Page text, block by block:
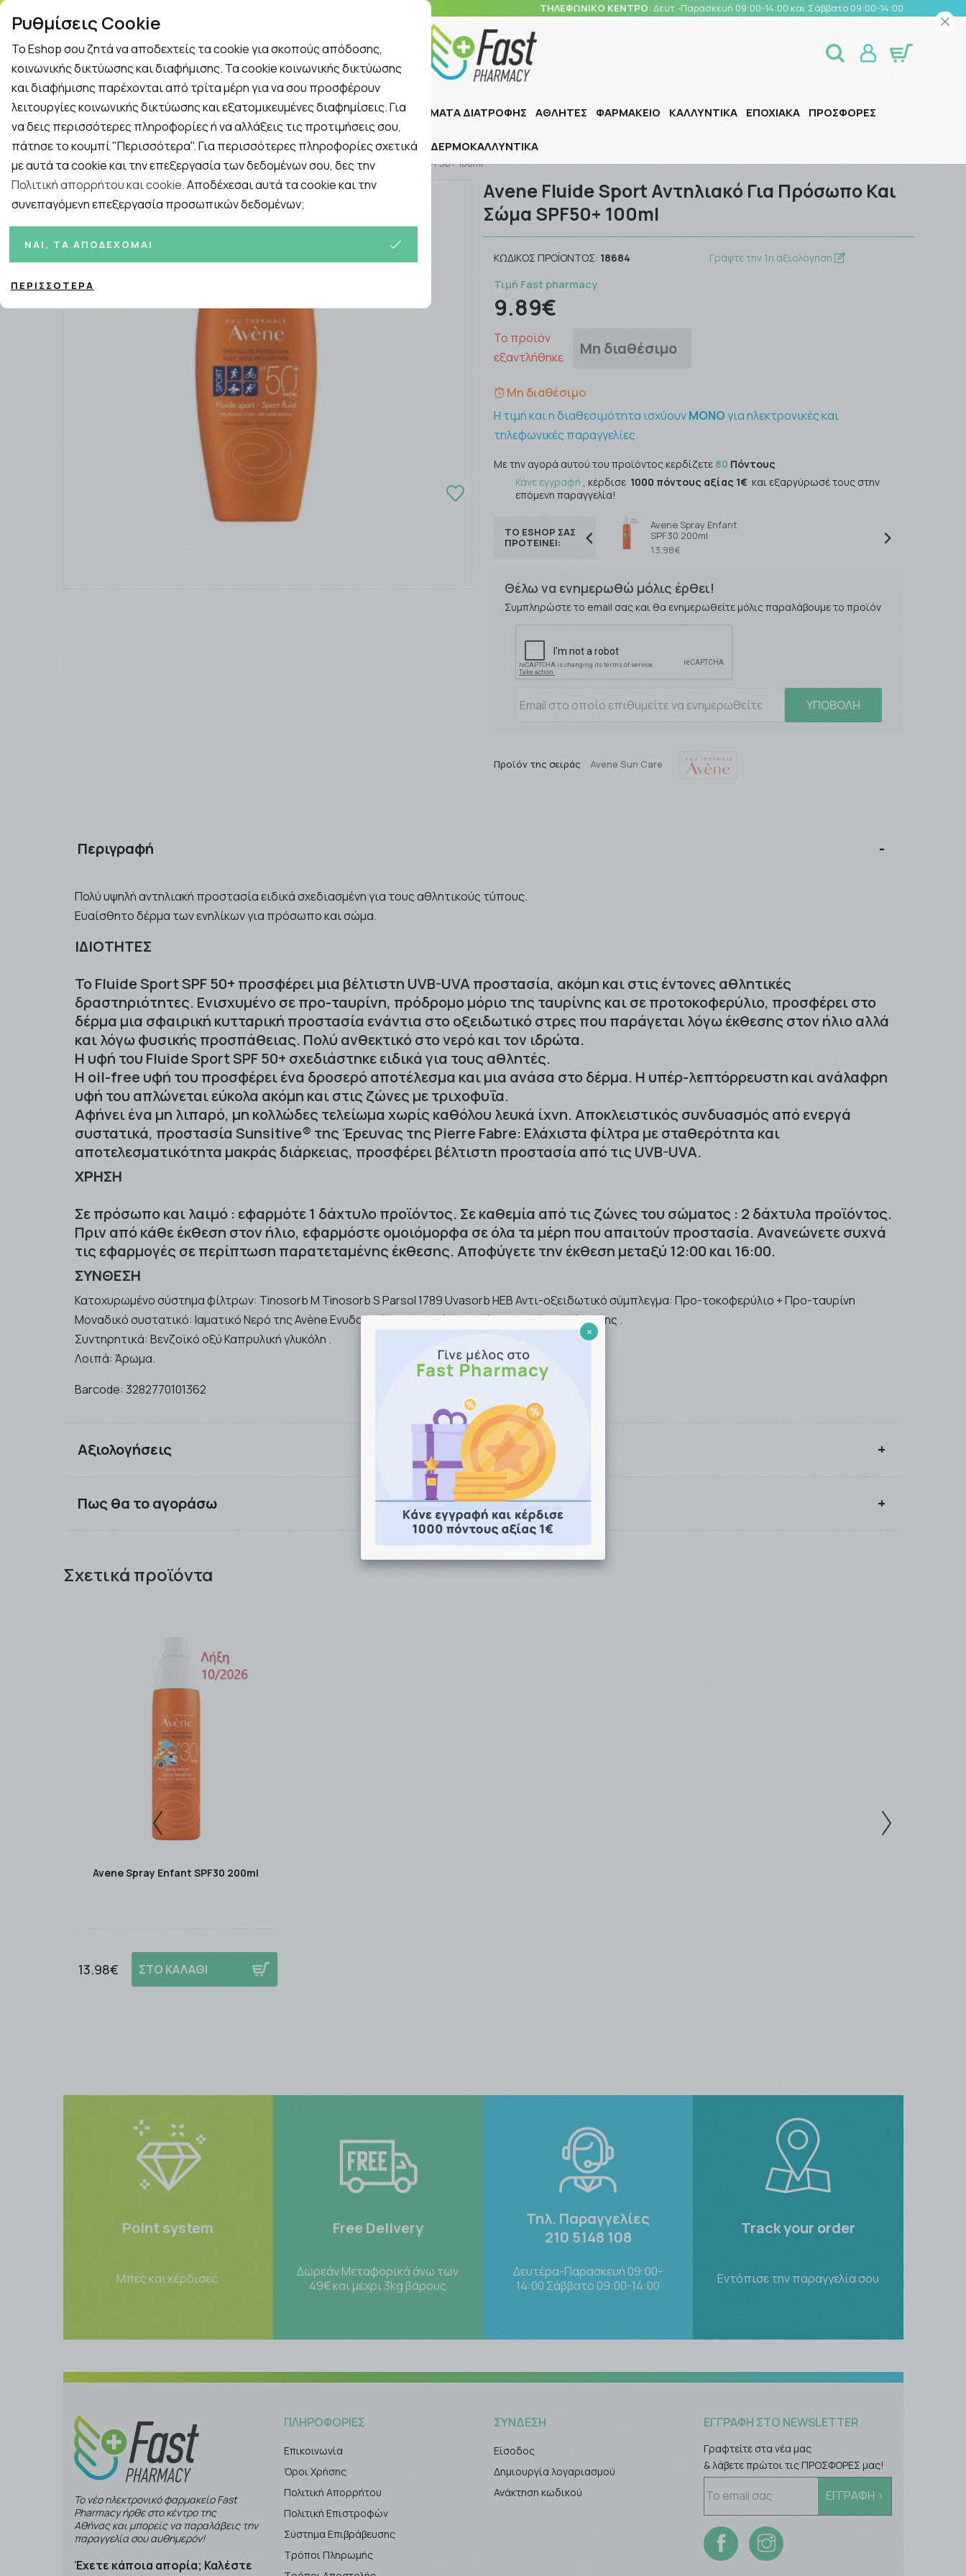
ΤΗΛΕΦΩΝΙΚΟ ΚΕΝΤΡΟ: Δευτ.-Παρασκευή 09:00-14:00 και Σάββατο 09:00-14:00
Rapid Test Γρίπη - Κρυολόγημα
Εταιρείες ΓΥΝΑΙΚΑ ΑΝΔΡΑΣ ΜΗΤΕΡΑ ΚΑΙ ΠΑΙΔΙ ΣΥΜΠΛΗΡΩΜΑΤΑ ΔΙΑΤΡΟΦΗΣ ΑΘΛΗΤΕΣ ΦΑΡΜΑΚΕΙΟ ΚΑΛΛΥΝΤΙΚΑ ΕΠΟΧΙΑΚΑ ΠΡΟΣΦΟΡΕΣ
ΔΕΡΜΟΚΑΛΛΥΝΤΙΚΑ
Αρχική / Εταιρίες / Avene /Avene Fluide Sport Αντηλιακό Για Πρόσωπο Και Σώμα SPF50+ 100ml
Avene Fluide Sport Αντηλιακό Για Πρόσωπο Και
Σώμα SPF50+ 100ml
ΚΩΔΙΚΌΣ ΠΡΟΪΌΝΤΟΣ: 18684 Γράψτε την 1η αξιολόγηση
Τιμή Fast pharmacy
9.89€
Το προϊόν
εξαντλήθηκε
Μη διαθέσιμο
Μη διαθέσιμο
Η τιμή και η διαθεσιμότητα ισχύουνΜΟΝΟγια ηλεκτρονικές και
τηλεφωνικές παραγγελίες.
Με την αγορά αυτού του προϊόντος κερδίζετε 80 Πόντους
Κάνε εγγραφή , κέρδισε 1000 πόντους αξίας 1€ και εξαργύρωσέ τους στην
επόμενη παραγγελία!
ΤΟ ESHOP ΣΑΣ
ΠΡΟΤΕΙΝΕΙ:
Avene Spray Enfant
SPF30 200ml
13.98€
Θέλω να ενημερωθώ μόλις έρθει!
Συμπληρώστε το email σας και θα ενημερωθείτε μόλις παραλάβουμε το προϊόν
ΥΠΟΒΟΛΗ
Προϊόν της σειράς Avene Sun Care
Περιγραφή
Πολύ υψηλή αντηλιακή προστασία ειδικά σχεδιασμένη για τους αθλητικούς τύπους.
Ευαίσθητο δέρμα των ενηλίκων για πρόσωπο και σώμα.
ΙΔΙΟΤΗΤΕΣ
Το Fluide Sport SPF 50+ προσφέρει μια βέλτιστη UVB-UVA προστασία, ακόμη και στις έντονες αθλητικές
δραστηριότητες. Ενισχυμένο σε προ-ταυρίνη, πρόδρομο μόριο της ταυρίνης και σε προτοκοφερύλιο, προσφέρει στο
δέρμα μια σφαιρική κυτταρική προστασία ενάντια στο οξειδωτικό στρες που παράγεται λόγω έκθεσης στον ήλιο αλλά
και λόγω φυσικής προσπάθειας. Πολύ ανθεκτικό στο νερό και τον ιδρώτα.
Η υφή του Fluide Sport SPF 50+ σχεδιάστηκε ειδικά για τους αθλητές.
Η oil-free υφή του προσφέρει ένα δροσερό αποτέλεσμα και μια ανάσα στο δέρμα. Η υπέρ-λεπτόρρευστη και ανάλαφρη
υφή του απλώνεται εύκολα ακόμη και στις ζώνες με τριχοφυΐα.
Αφήνει ένα μη λιπαρό, μη κολλώδες τελείωμα χωρίς καθόλου λευκά ίχνη. Αποκλειστικός συνδυασμός από ενεργά
συστατικά, προστασία Sunsitive® της Έρευνας της Pierre Fabre: Ελάχιστα φίλτρα με σταθερότητα και
αποτελεσματικότητα μακράς διάρκειας, προσφέρει βέλτιστη προστασία από τις UVB-UVA.
ΧΡΗΣΗ
Σε πρόσωπο και λαιμό : εφαρμότε 1 δάχτυλο προϊόντος. Σε καθεμία από τις ζώνες του σώματος : 2 δάχτυλα προϊόντος.
Πριν από κάθε έκθεση στον ήλιο, εφαρμόστε ομοιόμορφα σε όλα τα μέρη που απαιτούν προστασία. Ανανεώνετε συχνά
τις εφαρμογές σε περίπτωση παρατεταμένης έκθεσης. Αποφύγετε την έκθεση μεταξύ 12:00 και 16:00.
ΣΥΝΘΕΣΗ
Κατοχυρωμένο σύστημα φίλτρων: Tinosorb M Tinosorb S Parsol 1789 Uvasorb HEB Αντι-οξειδωτικό σύμπλεγμα: Προ-τοκοφερύλιο + Προ-ταυρίνη
Μοναδικό συστατικό: Ιαματικό Νερό της Avène Ενυδατικό συστατικό Γλυκερίνη φυτικής προέλευσης .
Συντηρητικά: Βενζοϊκό οξύ Καπρυλική γλυκόλη .
Λοιπά: Άρωμα.
Barcode: 3282770101362
Αξιολογήσεις
Συνδεθείτε για να αξιολογήσετε το προϊόν
Πως θα το αγοράσω
Μπορείτε να αγοράσετε τα προιόντα που επιθυμείτε είτε ως απλός επισκέπτης του site μας, είτε ως εγγεγραμμένος πελάτης κερδίζοντας πόντους
Τα προϊόντα μπορείτε να τα παραλάβετε είτε από το Φαρμακείο (αυθημερόν ή την επομένη εργάσιμη), είτε να σας αποσταλλούν από την
Η παράδοση των προϊόντων γίνεται συνήθως σε 1 - 3 εργάσιμες μέρες για αποστολές εντός Αττικής, ενώ για απομακρυσμένες περιοχές ο χρόνος
παράδοσης μπορεί να φτάσει τις 4- 5 εργάσιμες.
ΔΩΡΕΑΝγια ποσά
49,00 € ανεξαρτήτως βάρους με την BOX NOW.
49,00 € και έως 3kg με την Easymail.
49,00 € και έως 2kg με την ACS Courier.
Τα μη άμεσα διαθέσιμα προϊόντα αποστέλλονται μόλις καταστούν διαθέσιμα.
Για περισσότερες σχετικές πληροφορίες πατήστε εδώ
Σχετικά προϊόντα
Avene Spray Enfant SPF30 200ml
13.98€ ΣΤΟ ΚΑΛΑΘΙ
Point system
Μπες και κέρδισες
Free Delivery
Δωρεάν Μεταφορικά άνω των
49€ και μέχρι 3kg βάρους
Τηλ. Παραγγελίες
210 5148 108
Δευτέρα-Παρασκευή 09:00-
14:00 Σάββατο 09:00-14:00
Track your order
Εντόπισε την παραγγελία σου
Το νέο ηλεκτρονικό φαρμακείο Fast
Pharmacy ήρθε στο κέντρο της
Αθήνας και μπορείς να παραλάβεις την
παραγγελία σου αυθημερόν!
Έχετε κάποια απορία; Καλέστε
ΠΛΗΡΟΦΟΡΊΕΣ
Επικοινωνία
Όροι Χρήσης
Πολιτική Απορρήτου
Πολιτική Επιστροφών
Σύστημα Επιβράβευσης
Τρόποι Πληρωμής
ΣΎΝΔΕΣΗ
Είσοδος
Δημιουργία λογαριασμού
Ανάκτηση κωδικού
ΕΓΓΡΑΦΉ ΣΤΟ NEWSLETTER
Γραφτείτε στα νέα μας
& λάβετε πρώτοι τις ΠΡΟΣΦΟΡΕΣ μας!
×
Ρυθμίσεις Cookie
Το Eshop σου ζητά να αποδεχτείς τα cookie για σκοπούς απόδοσης,
κοινωνικής δικτύωσης και διαφήμισης. Τα cookie κοινωνικής δικτύωσης
και διαφήμισης παρέχονται από τρίτα μέρη για να σου προσφέρουν
λειτουργίες κοινωνικής δικτύωσης και εξατομικευμένες διαφημίσεις. Για
να δεις περισσότερες πληροφορίες ή να αλλάξεις τις προτιμήσεις σου,
πάτησε το κουμπί "Περισσότερα". Για περισσότερες πληροφορίες σχετικά
με αυτά τα cookie και την επεξεργασία των δεδομένων σου, δες την
Πολιτική απορρήτου και cookie. Αποδέχεσαι αυτά τα cookie και την
συνεπαγόμενη επεξεργασία προσωπικών δεδομένων;
ΝΑΙ, ΤΑ ΑΠΟΔΈΧΟΜΑΙ
ΠΕΡΙΣΣΌΤΕΡΑ